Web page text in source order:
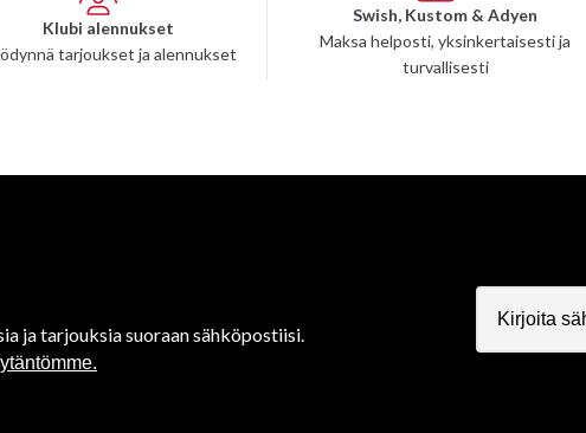
Klubi alennukset
tarjoukset ja alennukset
Swish, Kustom & Adyen
Maksa helposti, yksinkertaisesti ja
turvallisesti
ja tarjouksia suoraan sähköpostiisi.